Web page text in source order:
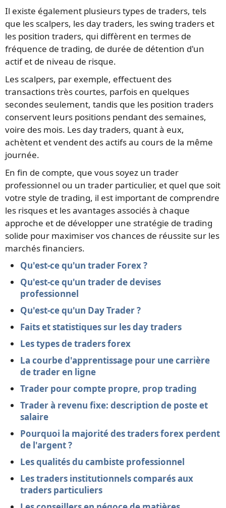
Il existe également plusieurs types de traders, tels
que les scalpers, les day traders, les swing traders et
les position traders, qui diffèrent en termes de
fréquence de trading, de durée de détention d'un
actif et de niveau de risque.
Les scalpers, par exemple, effectuent des
transactions très courtes, parfois en quelques
secondes seulement, tandis que les position traders
conservent leurs positions pendant des semaines,
voire des mois. Les day traders, quant à eux,
achètent et vendent des actifs au cours de la même
journée.
En fin de compte, que vous soyez un trader
professionnel ou un trader particulier, et quel que soit
votre style de trading, il est important de comprendre
les risques et les avantages associés à chaque
approche et de développer une stratégie de trading
solide pour maximiser vos chances de réussite sur les
marchés financiers.
Qu'est-ce qu'un trader Forex ?
Qu'est-ce qu'un trader de devises
professionnel
Qu'est-ce qu'un Day Trader ?
Faits et statistiques sur les day traders
Les types de traders forex
La courbe d'apprentissage pour une carrière
de trader en ligne
Trader pour compte propre, prop trading
Trader à revenu fixe: description de poste et
salaire
Pourquoi la majorité des traders forex perdent
de l'argent ?
Les qualités du cambiste professionnel
Les traders institutionnels comparés aux
traders particuliers